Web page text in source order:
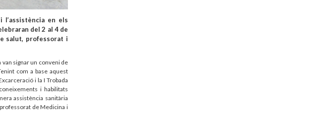
en els
del 2 al 4 de
salut, professorat i
signar un conveni de
com a base aquest
i la I Trobada
i habilitats
assistència sanitària
de Medicina i